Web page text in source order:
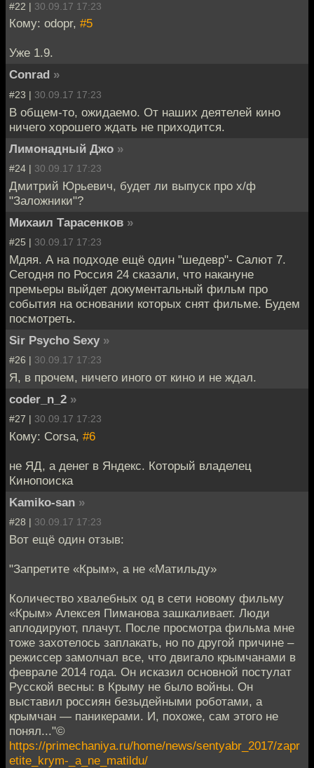
#22 | 30.09.17 17:23
Кому: odopr, #5
Уже 1.9.
Conrad »
#23 | 30.09.17 17:23
В общем-то, ожидаемо. От наших деятелей кино
ничего хорошего ждать не приходится.
Лимонадный Джо »
#24 | 30.09.17 17:23
Дмитрий Юрьевич, будет ли выпуск про х/ф
"Заложники"?
Михаил Тарасенков »
#25 | 30.09.17 17:23
Мдяя. А на подходе ещё один "шедевр"- Салют 7.
Сегодня по Россия 24 сказали, что накануне
премьеры выйдет документальный фильм про
события на основании которых снят фильме. Будем
посмотреть.
Sir Psycho Sexy »
#26 | 30.09.17 17:23
Я, в прочем, ничего иного от кино и не ждал.
coder_n_2 »
#27 | 30.09.17 17:23
Кому: Corsa, #6
не ЯД, а денег в Яндекс. Который владелец
Кинопоиска
Kamiko-san »
#28 | 30.09.17 17:23
Вот ещё один отзыв:
"Запретите «Крым», а не «Матильду»
Количество хвалебных од в сети новому фильму
«Крым» Алексея Пиманова зашкаливает. Люди
аплодируют, плачут. После просмотра фильма мне
тоже захотелось заплакать, но по другой причине –
режиссер замолчал все, что двигало крымчанами в
феврале 2014 года. Он исказил основной постулат
Русской весны: в Крыму не было войны. Он
выставил россиян безыдейными роботами, а
крымчан — паникерами. И, похоже, сам этого не
понял..."©
https://primechaniya.ru/home/news/sentyabr_2017/zapr
etite_krym-_a_ne_matildu/